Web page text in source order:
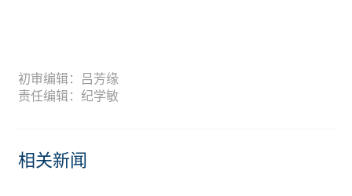
初审编辑：吕芳缘
责任编辑：纪学敏
相关新闻